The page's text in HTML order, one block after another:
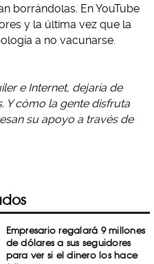
borrándolas. En YouTube
y la última vez que la
a no vacunarse.
e Internet, dejaría de
Y cómo la gente disfruta
su apoyo a través de
Empresario regalará 9 millones
de dólares a sus seguidores
para ver si el dinero los hace